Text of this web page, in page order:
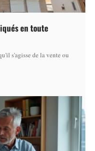
en toute
s'agisse de la vente ou